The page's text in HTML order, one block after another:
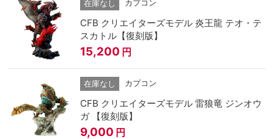
在庫なし カプコン
CFB クリエイターズモデル 炎王龍 テオ・テ
スカトル【復刻版】
15,200 円
在庫なし カプコン
CFB クリエイターズモデル 雷狼竜 ジンオウ
ガ 【復刻版】
9,000 円